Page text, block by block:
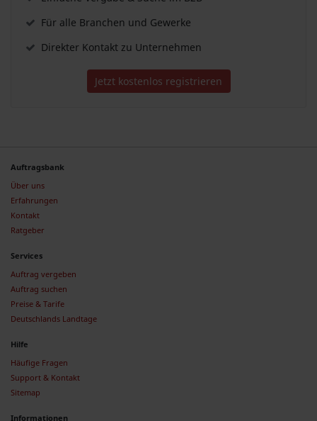
Für alle Branchen und Gewerke
Direkter Kontakt zu Unternehmen
Jetzt kostenlos registrieren
Auftragsbank
Über uns
Erfahrungen
Kontakt
Ratgeber
Services
Auftrag vergeben
Auftrag suchen
Preise & Tarife
Deutschlands Landtage
Hilfe
Häufige Fragen
Support & Kontakt
Sitemap
Informationen